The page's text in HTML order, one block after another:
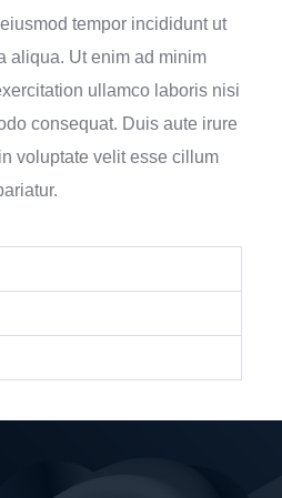
tempor incididunt ut
aliqua. Ut enim ad minim
ullamco laboris nisi
consequat. Duis aute irure
voluptate velit esse cillum